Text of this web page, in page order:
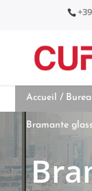
Accueil /
Bramante glass